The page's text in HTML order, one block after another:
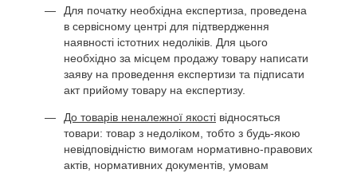
Для початку необхідна експертиза, проведена
в сервісному центрі для підтвердження
наявності істотних недоліків. Для цього
необхідно за місцем продажу товару написати
заяву на проведення експертизи та підписати
акт прийому товару на експертизу.
До товарів неналежної якості відносяться
товари: товар з недоліком, тобто з будь-якою
невідповідністю вимогам нормативно-правових
актів, нормативних документів, умовам